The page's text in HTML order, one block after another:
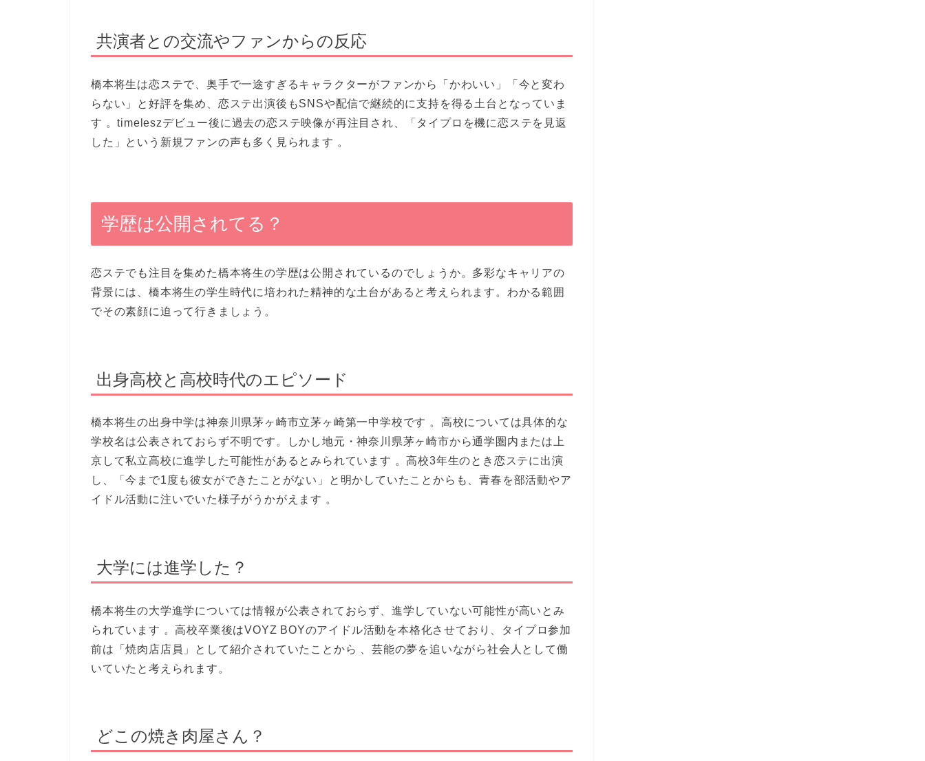
共演者との交流やファンからの反応
橋本将生は恋ステで、奥手で一途すぎるキャラクターがファンから「かわいい」「今と変わ
らない」と好評を集め、恋ステ出演後もSNSや配信で継続的に支持を得る土台となっていま
す 。timeleszデビュー後に過去の恋ステ映像が再注目され、「タイプロを機に恋ステを見返
した」という新規ファンの声も多く見られます 。
学歴は公開されてる？
恋ステでも注目を集めた橋本将生の学歴は公開されているのでしょうか。多彩なキャリアの
背景には、橋本将生の学生時代に培われた精神的な土台があると考えられます。わかる範囲
でその素顔に迫って行きましょう。
出身高校と高校時代のエピソード
橋本将生の出身中学は神奈川県茅ヶ崎市立茅ヶ崎第一中学校です 。高校については具体的な
学校名は公表されておらず不明です。しかし地元・神奈川県茅ヶ崎市から通学圏内または上
京して私立高校に進学した可能性があるとみられています 。高校3年生のとき恋ステに出演
し、「今まで1度も彼女ができたことがない」と明かしていたことからも、青春を部活動やア
イドル活動に注いでいた様子がうかがえます 。
大学には進学した？
橋本将生の大学進学については情報が公表されておらず、進学していない可能性が高いとみ
られています 。高校卒業後はVOYZ BOYのアイドル活動を本格化させており、タイプロ参加
前は「焼肉店店員」として紹介されていたことから 、芸能の夢を追いながら社会人として働
いていたと考えられます。
どこの焼き肉屋さん？